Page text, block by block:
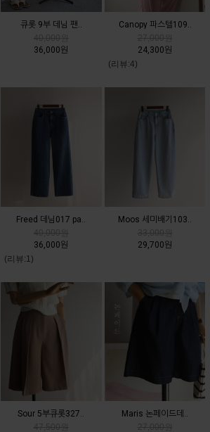
큐롯 9부 데님 팬..
36,000원
Canopy 파스텔109..
24,300원
(리뷰:4)
Freed 데님017 pa..
36,000원
(리뷰:1)
Moos 세미배기103..
29,700원
Sour 5부큐롯327..
Maris 논페이드데..